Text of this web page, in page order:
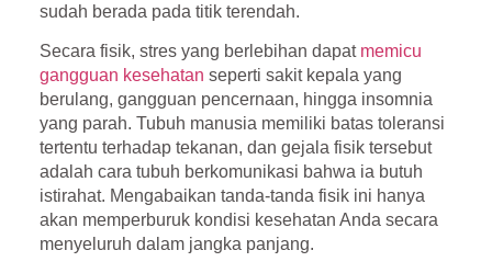
sudah berada pada titik terendah.
Secara fisik, stres yang berlebihan dapat memicu
gangguan kesehatan seperti sakit kepala yang
berulang, gangguan pencernaan, hingga insomnia
yang parah. Tubuh manusia memiliki batas toleransi
tertentu terhadap tekanan, dan gejala fisik tersebut
adalah cara tubuh berkomunikasi bahwa ia butuh
istirahat. Mengabaikan tanda-tanda fisik ini hanya
akan memperburuk kondisi kesehatan Anda secara
menyeluruh dalam jangka panjang.